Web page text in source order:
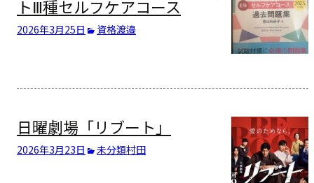
トⅢ種セルフケアコース
2026年3月25日 資格渡邉
日曜劇場「リブート」
2026年3月23日 未分類村田